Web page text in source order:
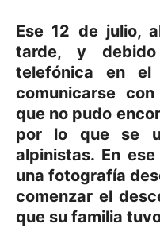
Ese 12 de julio,
tarde, y
telefónica en
comunicarse
que no pudo
por lo que se
alpinistas. En
una fotografía
comenzar el
que su familia